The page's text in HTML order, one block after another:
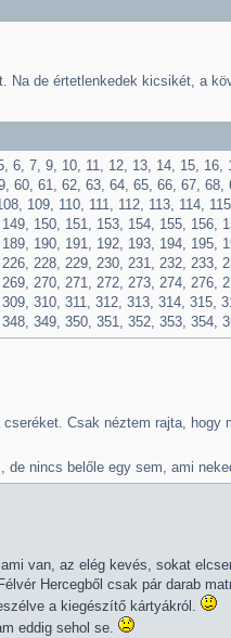
Na de értetlenkedek kicsikét, a
6, 7, 9, 10, 11, 12, 13, 14, 15,
60, 61, 62, 63, 64, 65, 66, 67,
109, 110, 111, 112, 113, 114,
150, 151, 153, 154, 155,
190, 191, 192, 193, 194,
228, 229, 230, 231, 232,
270, 271, 272, 273, 274,
310, 311, 312, 313, 314,
349, 350, 351, 352, 353, 354,
Csak néztem rajta, hogy
de nincs belőle egy sem, ami
van, az elég kevés, sokat
Hercegből csak pár darab
a kiegészítő kártyákról.
eddig sehol se.